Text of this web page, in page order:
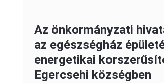
Az önkormányzati
az egészségház
energetikai
Egercsehi községben